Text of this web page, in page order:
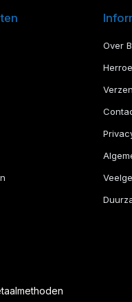
Over